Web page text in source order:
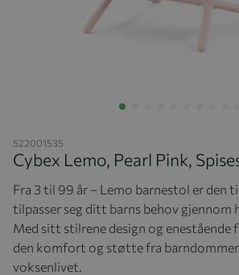
522001535
Cybex Lemo, Pearl Pink,
Fra 3 til 99 år – Lemo barnestol er den
tilpasser seg ditt barns behov gjennom
Med sitt stilrene design og
den komfort og støtte fra
voksenlivet.